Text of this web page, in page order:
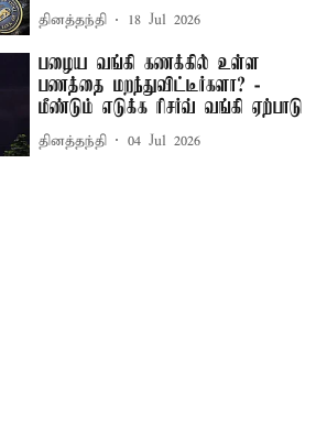
தினத்தந்தி 18 Jul 2026
பழைய வங்கி கணக்கில் உள்ள
பணத்தை மறந்துவிட்டீர்களா? -
மீண்டும் எடுக்க ரிசர்வ் வங்கி ஏற்பாடு
தினத்தந்தி 04 Jul 2026